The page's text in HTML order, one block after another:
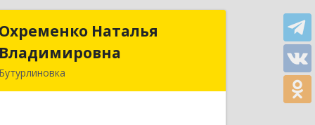
Охременко Наталья
Владимировна
Бутурлиновка
Охременко Наталья
Владимировна